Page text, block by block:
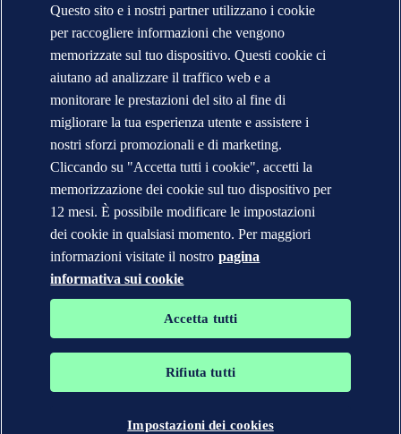
Contatti per la stampa
Segnalazioni e Reclami
Cambio Ragione Sociale
indirizzo posta certificata
Veracity (English)
Informativa sulla privacy
Condizioni d'uso
Copyright © DNV 2026
DNV* in Italia - Ragioni Sociali e Partite I.V.A.
Informazioni sui cookies
I marchi DNV GL®, DNV®, Horizon Graphic e Det Norske
Veritas. Tutti diritti riservati.
Questo sito e i nostri partner utilizzano i cookie
per raccogliere informazioni che vengono
memorizzate sul tuo dispositivo. Questi cookie ci
aiutano ad analizzare il traffico web e a
monitorare le prestazioni del sito al fine di
migliorare la tua esperienza utente e assistere i
nostri sforzi promozionali e di marketing.
Cliccando su "Accetta tutti i cookie", accetti la
memorizzazione dei cookie sul tuo dispositivo per
12 mesi. È possibile modificare le impostazioni
dei cookie in qualsiasi momento. Per maggiori
informazioni visitate il nostro pagina
informativa sui cookie
Accetta tutti
Rifiuta tutti
Impostazioni dei cookies